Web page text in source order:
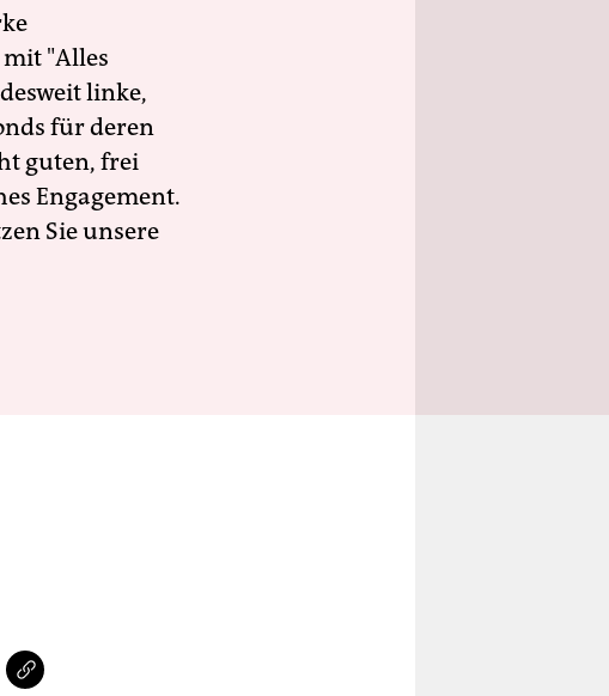
"Alles
linke,
für deren
guten, frei
Engagement.
Sie unsere